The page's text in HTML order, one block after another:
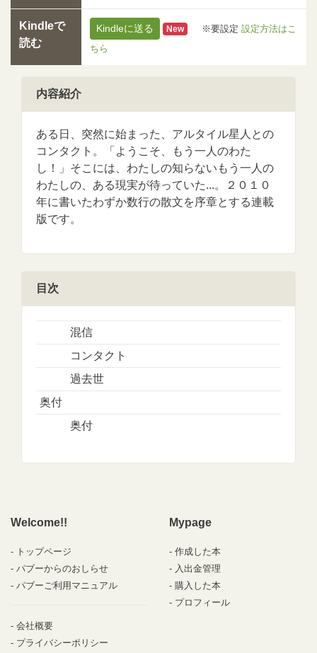
Kindleで
読む
Kindleに送る New ※要設定 設定方法はこ
ちら
内容紹介
ある日、突然に始まった、アルタイル星人との
コンタクト。「ようこそ、もう一人のわた
し！」そこには、わたしの知らないもう一人の
わたしの、ある現実が待っていた...。２０１０
年に書いたわずか数行の散文を序章とする連載
版です。
目次
混信
コンタクト
過去世
奥付
奥付
Welcome!!
トップページ
パブーからのおしらせ
パブーご利用マニュアル
会社概要
プライバシーポリシー
Mypage
作成した本
入出金管理
購入した本
プロフィール